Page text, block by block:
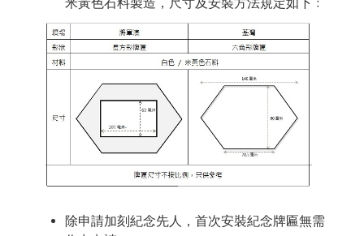
除申請加刻紀念先人，首次安裝紀念牌匾無需